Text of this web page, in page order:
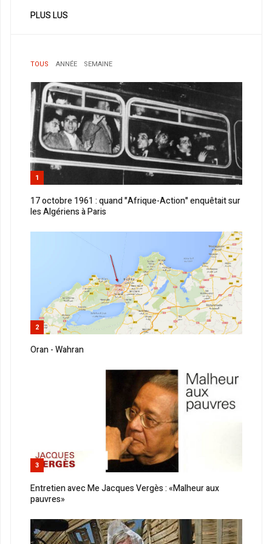
PLUS LUS
TOUS ANNÉE SEMAINE
1
17 octobre 1961 : quand "Afrique-Action" enquêtait sur
les Algériens à Paris
2
Oran - Wahran
3
Entretien avec Me Jacques Vergès : «Malheur aux
pauvres»